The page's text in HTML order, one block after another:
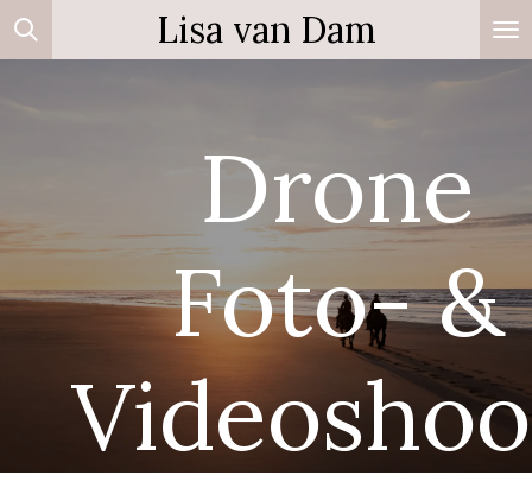
Ga
direct
Lisa van Dam
Drone
Foto- &